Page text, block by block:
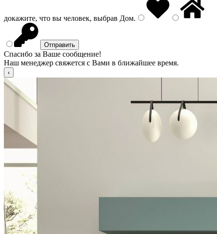
докажите, что вы человек, выбрав Дом.
Спасибо за Ваше сообщение!
Наш менеджер свяжется с Вами в ближайшее время.